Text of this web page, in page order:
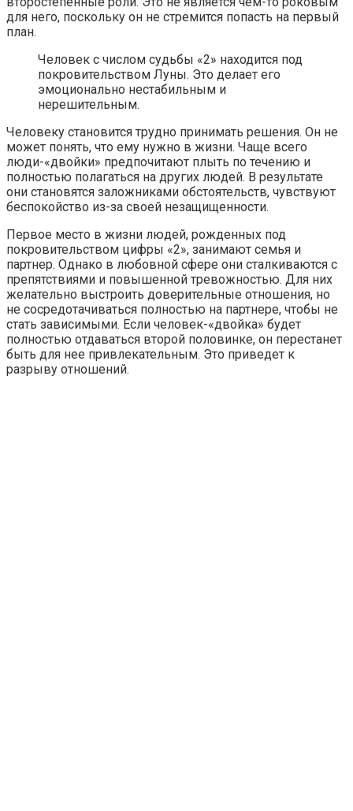
для него, поскольку он не стремится попасть на первый
план.
Человек с числом судьбы «2» находится под
покровительством Луны. Это делает его
эмоционально нестабильным и
нерешительным.
Человеку становится трудно принимать решения. Он не
может понять, что ему нужно в жизни. Чаще всего
люди-«двойки» предпочитают плыть по течению и
полностью полагаться на других людей. В результате
они становятся заложниками обстоятельств, чувствуют
беспокойство из-за своей незащищенности.
Первое место в жизни людей, рожденных под
покровительством цифры «2», занимают семья и
партнер. Однако в любовной сфере они сталкиваются с
препятствиями и повышенной тревожностью. Для них
желательно выстроить доверительные отношения, но
не сосредотачиваться полностью на партнере, чтобы не
стать зависимыми. Если человек-«двойка» будет
полностью отдаваться второй половинке, он перестанет
быть для нее привлекательным. Это приведет к
разрыву отношений.